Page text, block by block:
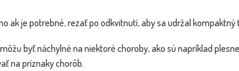
ak je potrebné, rezať po odkvitnutí, aby sa udržal
byť náchylné na niektoré choroby, ako sú napríklad
na príznaky chorôb.